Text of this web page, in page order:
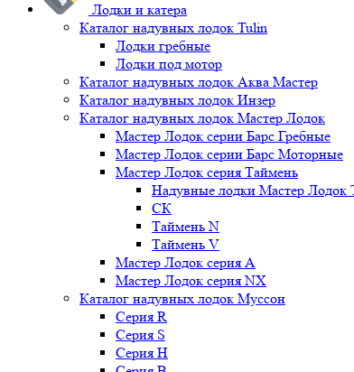
Лодки и катера
Каталог надувных лодок Tulin
Лодки гребные
Лодки под мотор
Каталог надувных лодок Аква Мастер
Каталог надувных лодок Инзер
Каталог надувных лодок Мастер Лодок
Мастер Лодок серии Барс Гребные
Мастер Лодок серии Барс Моторные
Мастер Лодок серия Таймень
Надувные лодки Мастер
СК
Таймень N
Таймень V
Мастер Лодок серия А
Мастер Лодок серия NX
Каталог надувных лодок Муссон
Серия R
Серия S
Серия H